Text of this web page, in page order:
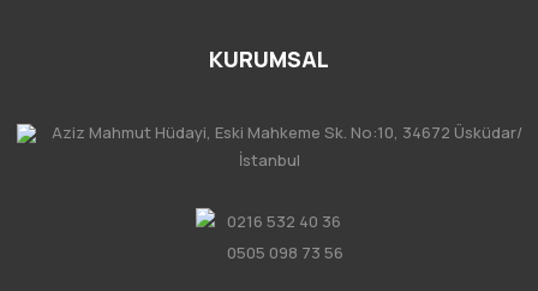
KURUMSAL
Aziz Mahmut Hüdayi, Eski Mahkeme Sk. No:10, 34672 Üsküdar/
İstanbul
0216 532 40 36
0505 098 73 56